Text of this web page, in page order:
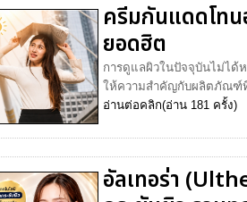
ครีมกันแดดโทน
ยอดฮิต
การดูแลผิวในปัจจุบันไม่ได้
ให้ความสำคัญกับผลิตภัณฑ์ที่
อ่านต่อคลิก(อ่าน 181 ครั้ง)
อัลเทอร่า